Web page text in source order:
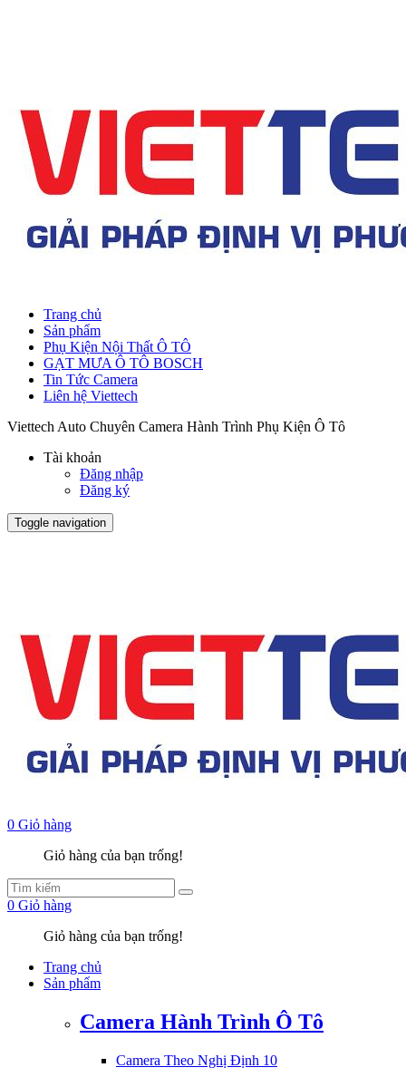
Trang chủ
Sản phẩm
Phụ Kiện Nội Thất Ô TÔ
GẠT MƯA Ô TÔ BOSCH
Tin Tức Camera
Liên hệ Viettech
Viettech Auto Chuyên Camera Hành Trình Phụ Kiện Ô Tô
Tài khoản
Đăng nhập
Đăng ký
Toggle navigation
0 Giỏ hàng
Giỏ hàng của bạn trống!
0 Giỏ hàng
Giỏ hàng của bạn trống!
Trang chủ
Sản phẩm
Camera Hành Trình Ô Tô
Camera Theo Nghị Định 10